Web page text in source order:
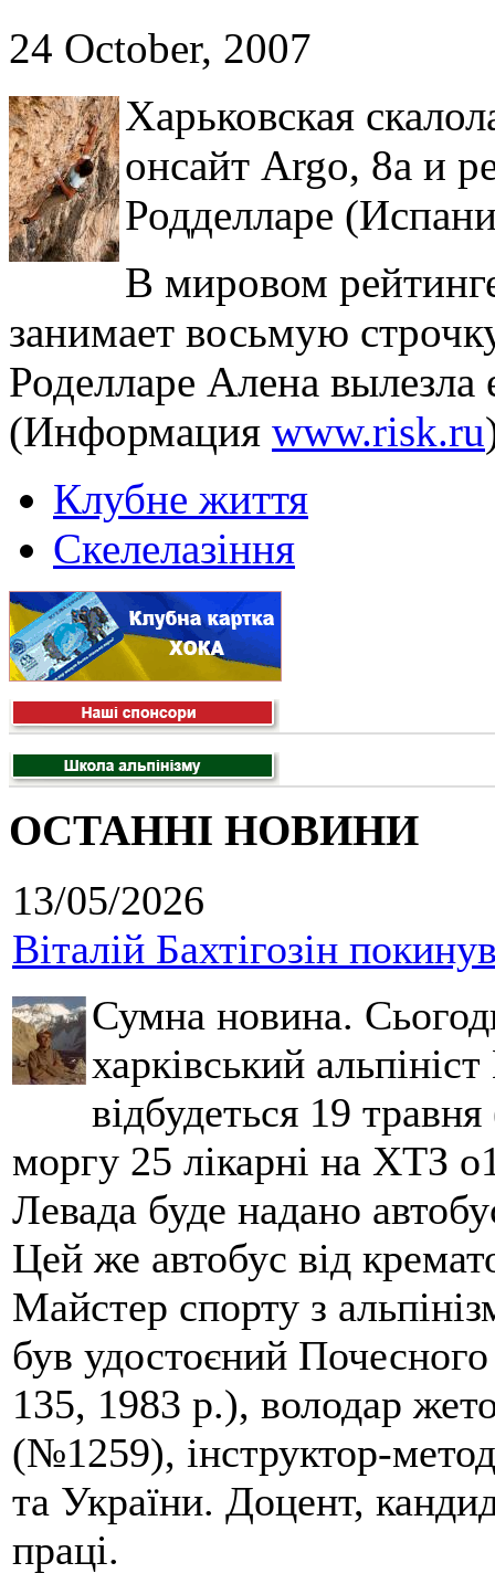
24 October, 2007
Харьковская
онсайт Argo, 8a и
Родделларе
В мировом
занимает восьмую
Роделларе Алена
(Информация www.risk.ru
Клубне життя
Скелелазіння
ОСТАННІ НОВИНИ
13/05/2026
Віталій Бахтігозін
Сумна новина.
харківський
відбудеться 19
моргу 25 лікарні на ХТЗ
Левада буде надано
Цей же автобус від
Майстер спорту з
був удостоєний
135, 1983 р.), володар
(№1259), інструктор-
та України. Доцент,
праці.